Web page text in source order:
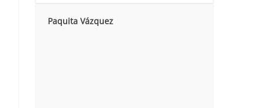
Paquita Vázquez